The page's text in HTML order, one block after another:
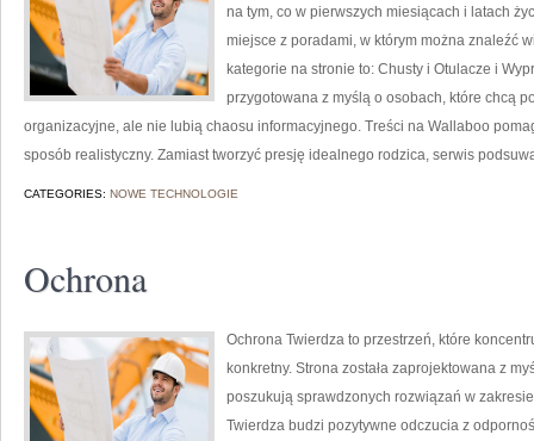
na tym, co w pierwszych miesiącach i latach
miejsce z poradami, w którym można znaleźć
kategorie na stronie to: Chusty i Otulacze i
przygotowana z myślą o osobach, które chcą
organizacyjne, ale nie lubią chaosu informacyjnego. Treści na Wallaboo
sposób realistyczny. Zamiast tworzyć presję idealnego rodzica, serwis
CATEGORIES: NOWE TECHNOLOGIE
Ochrona
Ochrona Twierdza to przestrzeń, które
konkretny. Strona została zaprojektowana z
poszukują sprawdzonych rozwiązań w
Twierdza budzi pozytywne odczucia z